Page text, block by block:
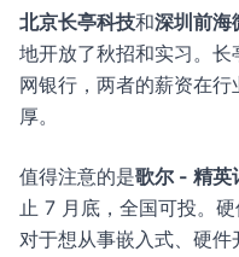
北京长亭科技和深圳前海
地开放了秋招和实习。
网银行，两者的薪资在
厚。
值得注意的是歌尔 - 精英
止 7 月底，全国可投。
对于想从事嵌入式、硬